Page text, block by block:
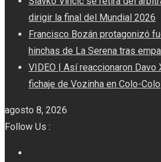
dirigir la final del Mundial 2026
Francisco Bozán protagonizó
hinchas de La Serena tras
VIDEO | Así reaccionaron Davo
fichaje de Vozinha en Colo-Colo
agosto 8, 2026
Follow Us :